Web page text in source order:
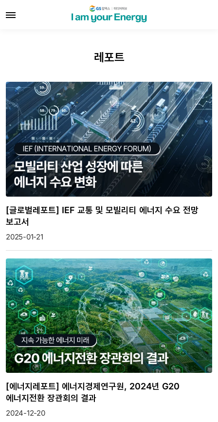
레포트
[글로벌레포트] IEF 교통 및 모빌리티 에너지 수요 전망
보고서
2025-01-21
[에너지레포트] 에너지경제연구원, 2024년 G20
에너지전환 장관회의 결과
2024-12-20